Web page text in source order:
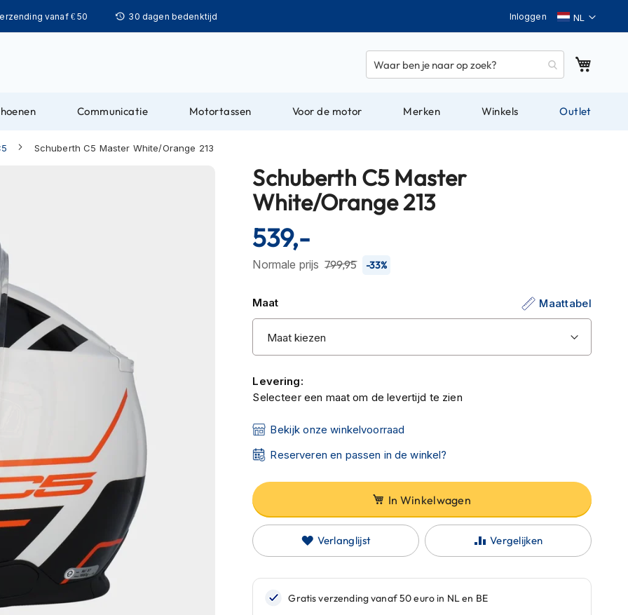
vanaf € 50 30 dagen bedenktijd Taal
Inloggen
Communicatie Motortassen Voor de motor Merken Winkels Outlet
Schuberth C5 Master White/Orange 213
Schuberth C5 Master
White/Orange 213
Normale prijs 799,95 -33%
539,-
Maat Maattabel
Levering:
Selecteer een maat om de levertijd te zien
Bekijk onze winkelvoorraad
Reserveren en passen in de winkel?
In Winkelwagen
Verlanglijst Vergelijken